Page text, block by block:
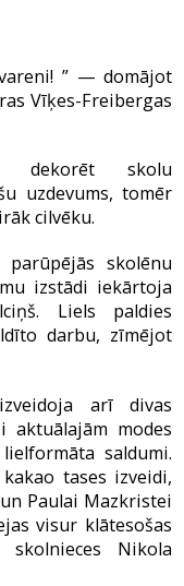
” — domājot
Vīķes-Freibergas
dekorēt skolu
uzdevums, tomēr
cilvēku.
skolēnu
izstādi iekārtoja
Liels paldies
darbu, zīmējot
arī divas
aktuālajām modes
saldumi.
tases izveidi,
Paulai Mazkristei
visur klātesošas
Nikola